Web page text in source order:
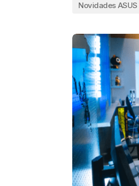
Novidades ASUS